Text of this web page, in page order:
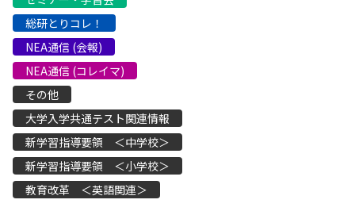
総研とりコレ！
NEA通信 (会報)
NEA通信 (コレイマ)
その他
大学入学共通テスト関連情報
新学習指導要領 ＜中学校＞
新学習指導要領 ＜小学校＞
教育改革 ＜英語関連＞